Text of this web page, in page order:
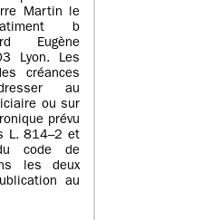
Martin le
b
Eugène
Lyon. Les
créances
au
ou sur
prévu
L. 814–2 et
code de
les deux
au